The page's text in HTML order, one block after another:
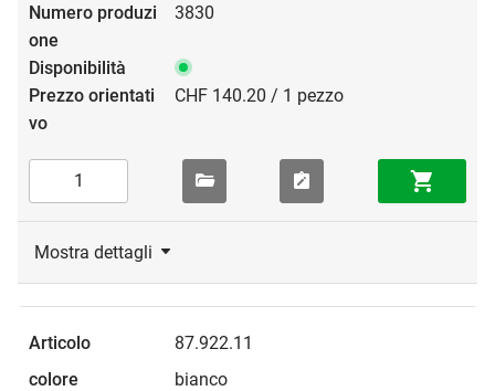
3830
CHF 140.20 / 1 pezzo
Mostra dettagli
87.922.11
bianco